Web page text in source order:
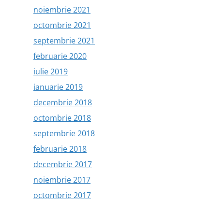
noiembrie 2021
octombrie 2021
septembrie 2021
februarie 2020
iulie 2019
ianuarie 2019
decembrie 2018
octombrie 2018
septembrie 2018
februarie 2018
decembrie 2017
noiembrie 2017
octombrie 2017